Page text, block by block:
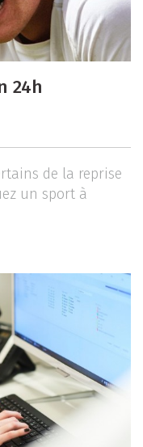
24h
de la reprise
un sport à